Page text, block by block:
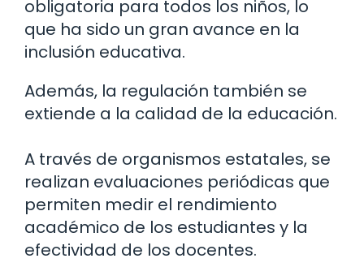
obligatoria para todos los niños, lo
que ha sido un gran avance en la
inclusión educativa.
Además, la regulación también se
extiende a la calidad de la educación.
A través de organismos estatales, se
realizan evaluaciones periódicas que
permiten medir el rendimiento
académico de los estudiantes y la
efectividad de los docentes.